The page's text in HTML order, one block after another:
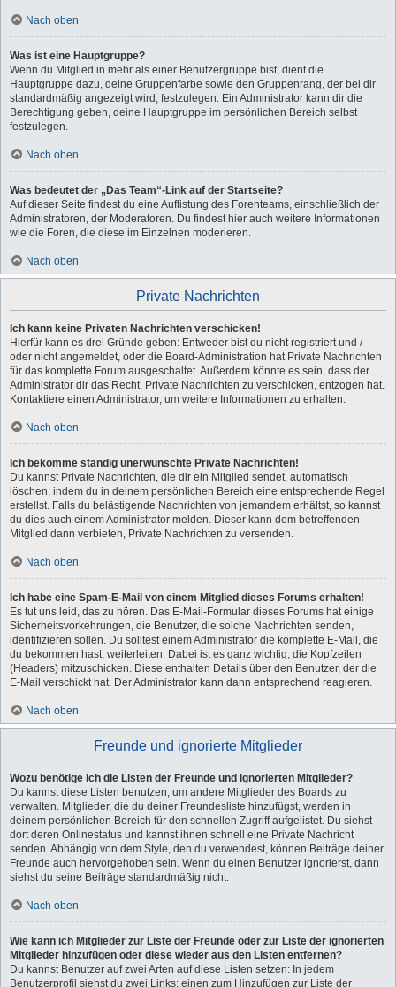
Nach oben
Was ist eine Hauptgruppe?
Wenn du Mitglied in mehr als einer Benutzergruppe bist, dient die
Hauptgruppe dazu, deine Gruppenfarbe sowie den Gruppenrang, der bei dir
standardmäßig angezeigt wird, festzulegen. Ein Administrator kann dir die
Berechtigung geben, deine Hauptgruppe im persönlichen Bereich selbst
festzulegen.
Nach oben
Was bedeutet der „Das Team“-Link auf der Startseite?
Auf dieser Seite findest du eine Auflistung des Forenteams, einschließlich der
Administratoren, der Moderatoren. Du findest hier auch weitere Informationen
wie die Foren, die diese im Einzelnen moderieren.
Nach oben
Private Nachrichten
Ich kann keine Privaten Nachrichten verschicken!
Hierfür kann es drei Gründe geben: Entweder bist du nicht registriert und /
oder nicht angemeldet, oder die Board-Administration hat Private Nachrichten
für das komplette Forum ausgeschaltet. Außerdem könnte es sein, dass der
Administrator dir das Recht, Private Nachrichten zu verschicken, entzogen hat.
Kontaktiere einen Administrator, um weitere Informationen zu erhalten.
Nach oben
Ich bekomme ständig unerwünschte Private Nachrichten!
Du kannst Private Nachrichten, die dir ein Mitglied sendet, automatisch
löschen, indem du in deinem persönlichen Bereich eine entsprechende Regel
erstellst. Falls du belästigende Nachrichten von jemandem erhältst, so kannst
du dies auch einem Administrator melden. Dieser kann dem betreffenden
Mitglied dann verbieten, Private Nachrichten zu versenden.
Nach oben
Ich habe eine Spam-E-Mail von einem Mitglied dieses Forums erhalten!
Es tut uns leid, das zu hören. Das E-Mail-Formular dieses Forums hat einige
Sicherheitsvorkehrungen, die Benutzer, die solche Nachrichten senden,
identifizieren sollen. Du solltest einem Administrator die komplette E-Mail, die
du bekommen hast, weiterleiten. Dabei ist es ganz wichtig, die Kopfzeilen
(Headers) mitzuschicken. Diese enthalten Details über den Benutzer, der die
E-Mail verschickt hat. Der Administrator kann dann entsprechend reagieren.
Nach oben
Freunde und ignorierte Mitglieder
Wozu benötige ich die Listen der Freunde und ignorierten Mitglieder?
Du kannst diese Listen benutzen, um andere Mitglieder des Boards zu
verwalten. Mitglieder, die du deiner Freundesliste hinzufügst, werden in
deinem persönlichen Bereich für den schnellen Zugriff aufgelistet. Du siehst
dort deren Onlinestatus und kannst ihnen schnell eine Private Nachricht
senden. Abhängig von dem Style, den du verwendest, können Beiträge deiner
Freunde auch hervorgehoben sein. Wenn du einen Benutzer ignorierst, dann
siehst du seine Beiträge standardmäßig nicht.
Nach oben
Wie kann ich Mitglieder zur Liste der Freunde oder zur Liste der ignorierten
Mitglieder hinzufügen oder diese wieder aus den Listen entfernen?
Du kannst Benutzer auf zwei Arten auf diese Listen setzen: In jedem
Benutzerprofil siehst du zwei Links: einen zum Hinzufügen zur Liste der